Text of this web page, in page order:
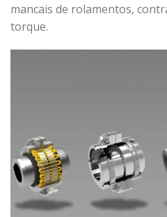
mancais de rolamentos,
torque.